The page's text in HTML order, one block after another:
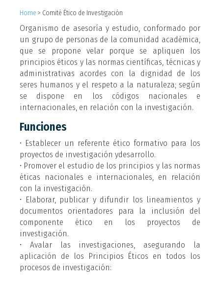
Home > Comité Ético de Investigación
Organismo de asesoría y estudio, conformado por
un grupo de personas de la comunidad académica,
que se propone velar porque se apliquen los
principios éticos y las normas científicas, técnicas y
administrativas acordes con la dignidad de los
seres humanos y el respeto a la naturaleza; según
se dispone en los códigos nacionales e
internacionales, en relación con la investigación.
Funciones
• Establecer un referente ético formativo para los
proyectos de investigación ydesarrollo.
• Promover el estudio de los principios y las normas
éticas nacionales e internacionales, en relación
con la investigación.
• Elaborar, publicar y difundir los lineamientos y
documentos orientadores para la inclusión del
componente ético en los proyectos de
investigación.
• Avalar las investigaciones, asegurando la
aplicación de los Principios Éticos en todos los
procesos de investigación: